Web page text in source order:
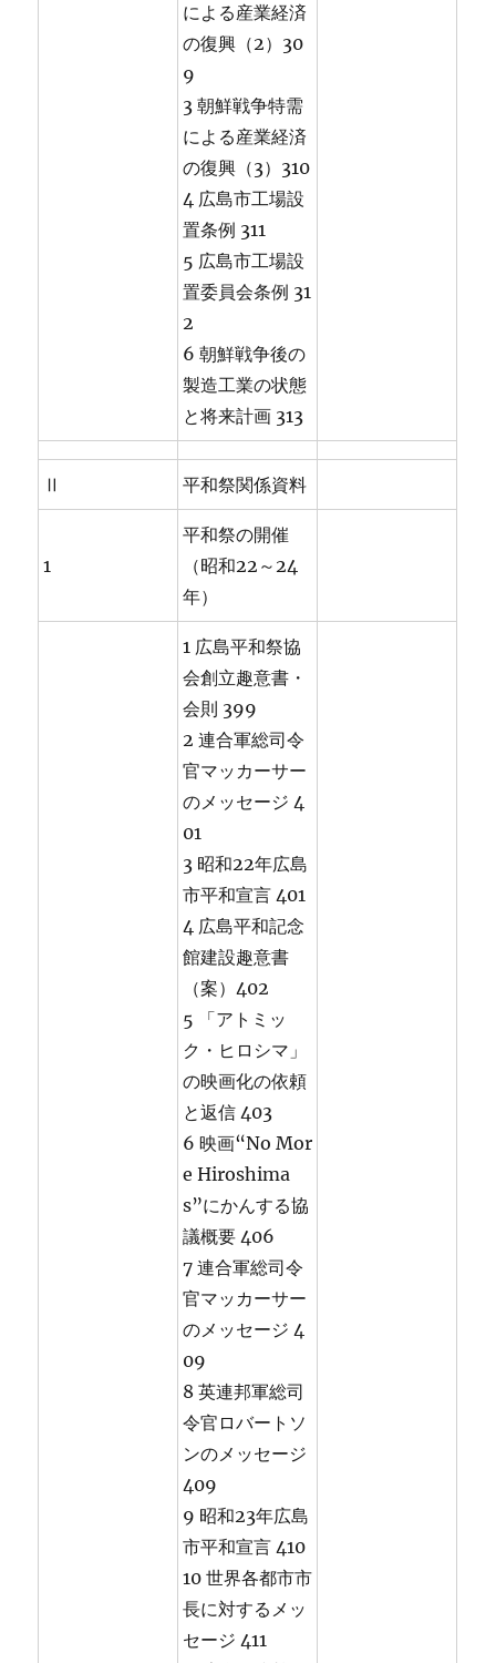
による産業経済
の復興（2）30
9
3 朝鮮戦争特需
による産業経済
の復興（3）310
4 広島市工場設
置条例 311
5 広島市工場設
置委員会条例 31
2
6 朝鮮戦争後の
製造工業の状態
と将来計画 313
Ⅱ 平和祭関係資料
1
平和祭の開催
（昭和22～24
年）
1 広島平和祭協
会創立趣意書・
会則 399
2 連合軍総司令
官マッカーサー
のメッセージ 4
01
3 昭和22年広島
市平和宣言 401
4 広島平和記念
館建設趣意書
（案）402
5 「アトミッ
ク・ヒロシマ」
の映画化の依頼
と返信 403
6 映画“No Mor
e Hiroshima
s”にかんする協
議概要 406
7 連合軍総司令
官マッカーサー
のメッセージ 4
09
8 英連邦軍総司
令官ロバートソ
ンのメッセージ
409
9 昭和23年広島
市平和宣言 410
10 世界各都市市
長に対するメッ
セージ 411